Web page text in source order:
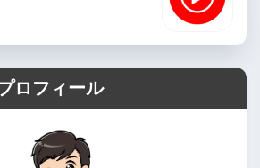
ロフィール